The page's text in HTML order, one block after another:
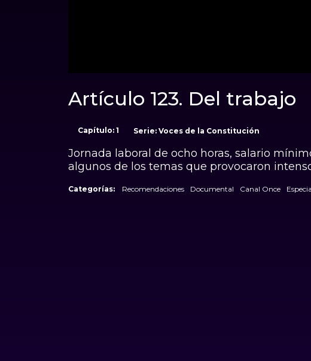
Artículo 123. Del trabajo
Duración: 00:23:56 Capítulo: 1 Serie: Voces de la
Jornada laboral de ocho horas, salario
algunos de los temas que provocaron
Categorías: Recomendaciones Documental Canal Once